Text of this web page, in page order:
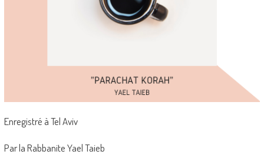
Enregistré à Tel Aviv
Par la Rabbanite Yael Taieb